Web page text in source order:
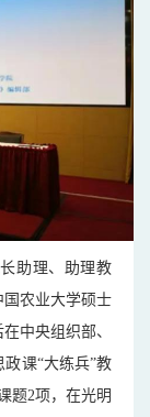
助理、助理教
国农业大学硕士
中央组织部、
课“大练兵”教
题2项，在光明